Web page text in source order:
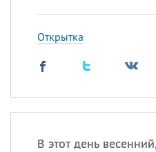
Открытка
В этот день